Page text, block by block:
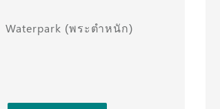
Waterpark (พระตำหนัก)